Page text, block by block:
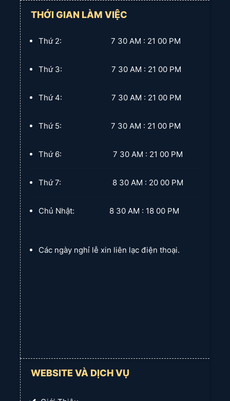
THỚI GIAN LÀM VIỆC
Thứ 2: 7 30 AM : 21 00 PM
Thứ 3: 7 30 AM : 21 00 PM
Thứ 4: 7 30 AM : 21 00 PM
Thứ 5: 7 30 AM : 21 00 PM
Thứ 6: 7 30 AM : 21 00 PM
Thứ 7: 8 30 AM : 20 00 PM
Chủ Nhật: 8 30 AM : 18 00 PM
Các ngày nghỉ lễ xin liên lạc điện thoại.
WEBSITE VÀ DỊCH VỤ